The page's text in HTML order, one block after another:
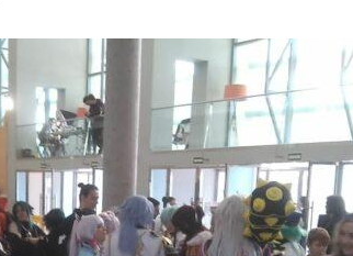
en las zonas infantiles del Parque Feria
renuevan su convenio de colaboración